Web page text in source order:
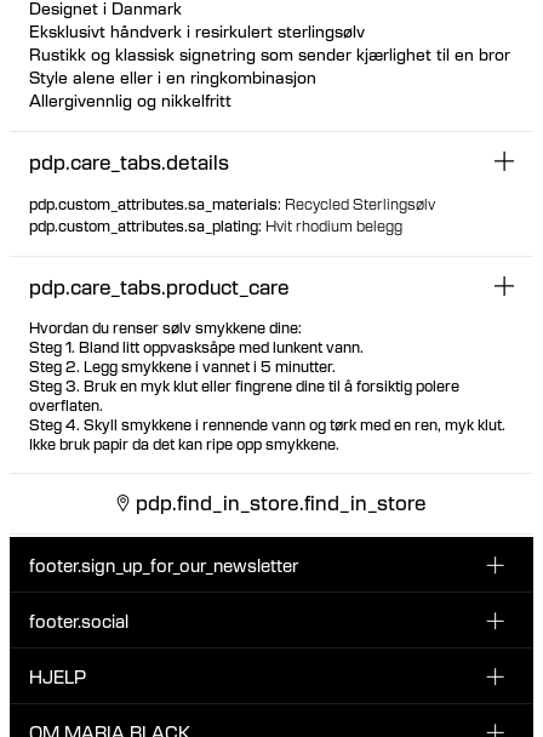
Designet i Danmark
Eksklusivt håndverk i resirkulert sterlingsølv
Rustikk og klassisk signetring som sender kjærlighet til en bror
Style alene eller i en ringkombinasjon
Allergivennlig og nikkelfritt
pdp.care_tabs.details
pdp.custom_attributes.sa_materials: Recycled Sterlingsølv
pdp.custom_attributes.sa_plating: Hvit rhodium belegg
pdp.care_tabs.product_care
Hvordan du renser sølv smykkene dine:
Steg 1. Bland litt oppvasksåpe med lunkent vann.
Steg 2. Legg smykkene i vannet i 5 minutter.
Steg 3. Bruk en myk klut eller fingrene dine til å forsiktig polere
overflaten.
Steg 4. Skyll smykkene i rennende vann og tørk med en ren, myk klut.
Ikke bruk papir da det kan ripe opp smykkene.
pdp.find_in_store.find_in_store
footer.sign_up_for_our_newsletter
Registrer deg for vårt nyhetsbrev og bli den første som blir
footer.social
INSTAGRAM
HJELP
KUNDESERVICE & KONTAKT
OM MARIA BLACK